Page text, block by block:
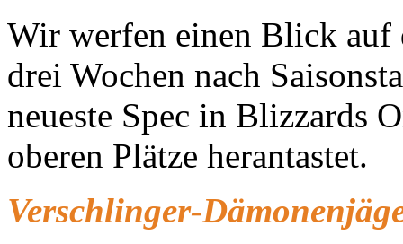
Wir werfen einen Blick auf
drei Wochen nach
neueste Spec in Blizzards
oberen Plätze herantastet.
Verschlinger-